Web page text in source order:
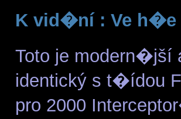
K vid�ní : Ve h�e
Toto je modern�jší
identický s t�ídou
pro 2000